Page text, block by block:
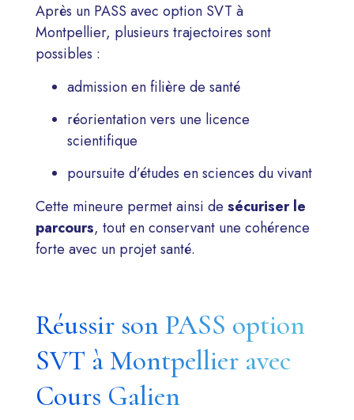
Après un PASS avec option SVT à
Montpellier, plusieurs trajectoires sont
possibles :
admission en filière de santé
réorientation vers une licence
scientifique
poursuite d’études en sciences du vivant
Cette mineure permet ainsi de sécuriser le
parcours, tout en conservant une cohérence
forte avec un projet santé.
Réussir son PASS option
SVT à Montpellier avec
Cours Galien